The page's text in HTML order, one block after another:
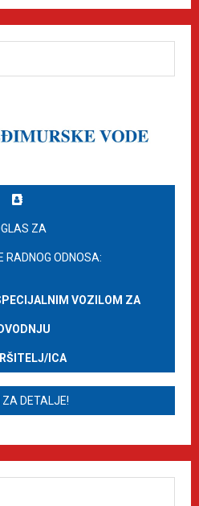
ZA
RADNOG ODNOSA:
VOZILOM ZA
ICA
ZA DETALJE!